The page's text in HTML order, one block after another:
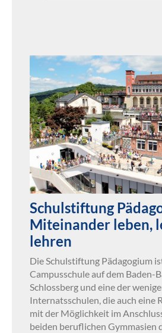
Schulstiftung
Miteinander leben,
lehren
Die Schulstiftung Pädagogium
Campusschule auf dem Baden-
Schlossberg und eine der
Internatsschulen, die auch eine
mit der Möglichkeit im
beiden beruflichen Gymmasien